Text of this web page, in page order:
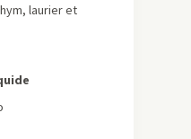
laurier et